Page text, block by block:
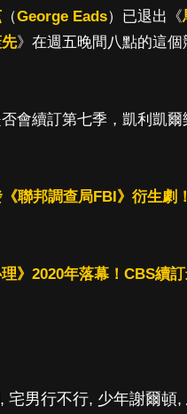
（George Eads）已退出《
》在週五晚間八點的這
會續訂第七季，凱利凱爾
聯邦調查局FBI》衍生
理》2020年落幕！CBS續
, 宅男行不行, 少年謝爾頓,